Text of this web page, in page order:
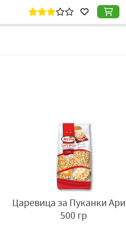
Царевица за Пуканки
500 гр